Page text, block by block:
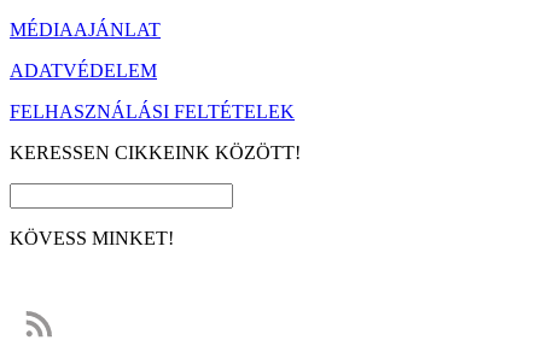
MÉDIAAJÁNLAT
ADATVÉDELEM
FELHASZNÁLÁSI FELTÉTELEK
KERESSEN CIKKEINK KÖZÖTT!
KÖVESS MINKET!